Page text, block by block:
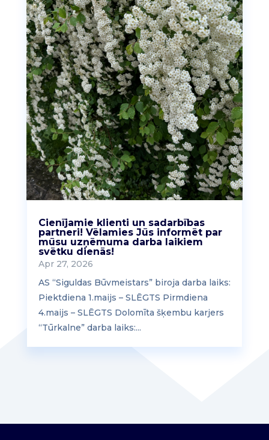
Cienījamie klienti un sadarbības
partneri! Vēlamies Jūs informēt par
mūsu uzņēmuma darba laikiem
svētku dienās!
Apr 27, 2026
AS “Siguldas Būvmeistars” biroja darba laiks:
Piektdiena 1.maijs – SLĒGTS Pirmdiena
4.maijs – SLĒGTS Dolomīta šķembu karjers
“Tūrkalne” darba laiks:...